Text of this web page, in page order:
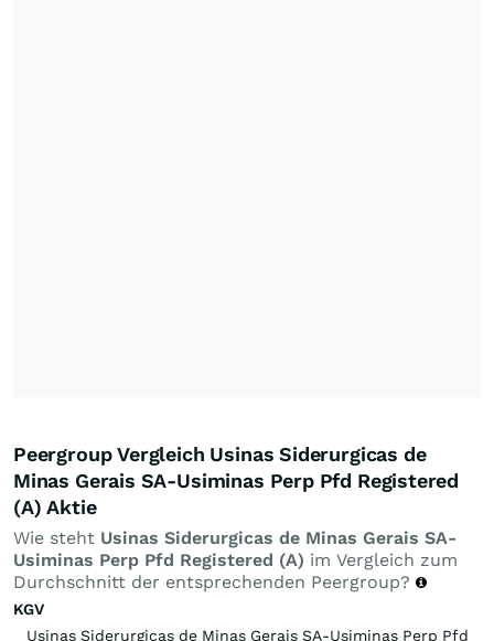
Peergroup Vergleich Usinas Siderurgicas de
Minas Gerais SA-Usiminas Perp Pfd Registered
(A) Aktie
Wie steht Usinas Siderurgicas de Minas Gerais SA-
Usiminas Perp Pfd Registered (A) im Vergleich zum
Durchschnitt der entsprechenden Peergroup?
KGV
Usinas Siderurgicas de Minas Gerais SA-Usiminas Perp Pfd